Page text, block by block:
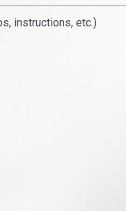
instructions, etc.)